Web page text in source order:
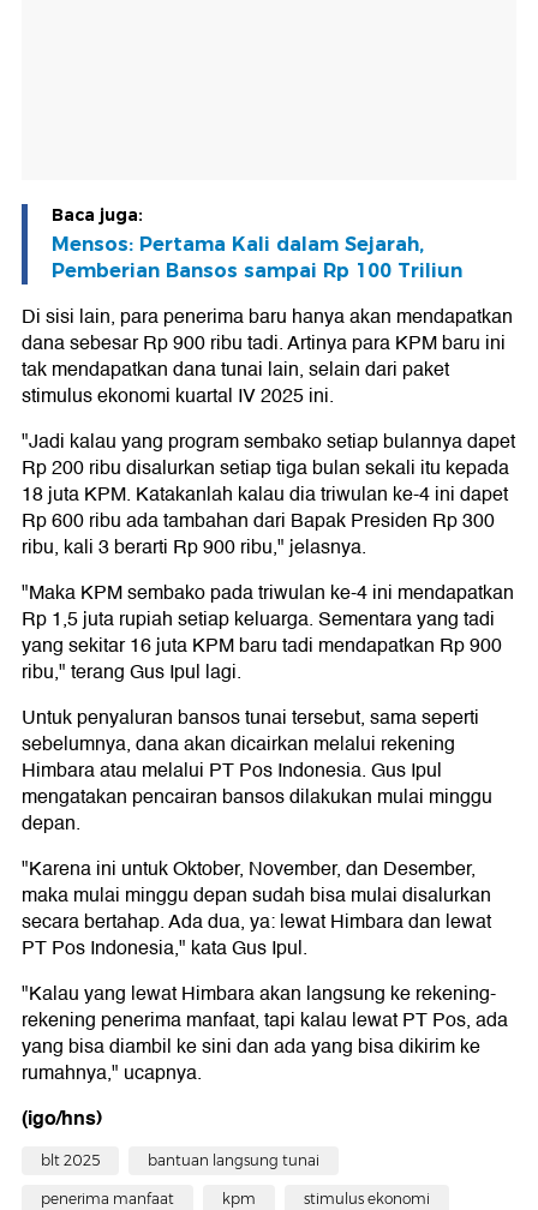
Baca juga:
Mensos: Pertama Kali dalam Sejarah,
Pemberian Bansos sampai Rp 100 Triliun
Di sisi lain, para penerima baru hanya akan mendapatkan
dana sebesar Rp 900 ribu tadi. Artinya para KPM baru ini
tak mendapatkan dana tunai lain, selain dari paket
stimulus ekonomi kuartal IV 2025 ini.
"Jadi kalau yang program sembako setiap bulannya dapet
Rp 200 ribu disalurkan setiap tiga bulan sekali itu kepada
18 juta KPM. Katakanlah kalau dia triwulan ke-4 ini dapet
Rp 600 ribu ada tambahan dari Bapak Presiden Rp 300
ribu, kali 3 berarti Rp 900 ribu," jelasnya.
"Maka KPM sembako pada triwulan ke-4 ini mendapatkan
Rp 1,5 juta rupiah setiap keluarga. Sementara yang tadi
yang sekitar 16 juta KPM baru tadi mendapatkan Rp 900
ribu," terang Gus Ipul lagi.
Untuk penyaluran bansos tunai tersebut, sama seperti
sebelumnya, dana akan dicairkan melalui rekening
Himbara atau melalui PT Pos Indonesia. Gus Ipul
mengatakan pencairan bansos dilakukan mulai minggu
depan.
"Karena ini untuk Oktober, November, dan Desember,
maka mulai minggu depan sudah bisa mulai disalurkan
secara bertahap. Ada dua, ya: lewat Himbara dan lewat
PT Pos Indonesia," kata Gus Ipul.
"Kalau yang lewat Himbara akan langsung ke rekening-
rekening penerima manfaat, tapi kalau lewat PT Pos, ada
yang bisa diambil ke sini dan ada yang bisa dikirim ke
rumahnya," ucapnya.
(igo/hns)
blt 2025 bantuan langsung tunai
penerima manfaat kpm stimulus ekonomi